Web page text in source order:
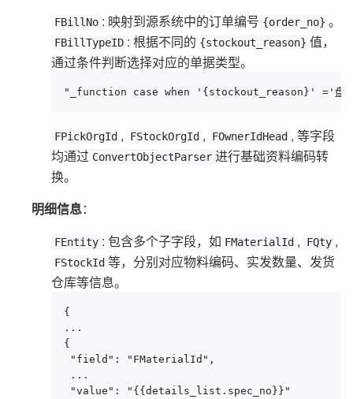
FBillNo : 映射到源系统中的订单编号 {order_no} 。
FBillTypeID : 根据不同的 {stockout_reason} 值，
通过条件判断选择对应的单据类型。
"_function case when '{stockout_reason}' ='盘亏
FPickOrgId , FStockOrgId , FOwnerIdHead , 等字段
均通过 ConvertObjectParser 进行基础资料编码转
换。
明细信息：
FEntity : 包含多个子字段，如 FMaterialId , FQty ,
FStockId 等，分别对应物料编码、实发数量、发货
仓库等信息。
{
...
{
"field": "FMaterialId",
...
"value": "{{details_list.spec_no}}"